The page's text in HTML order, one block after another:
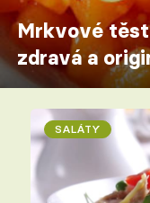
Mrkvové
zdravá a
SALÁTY